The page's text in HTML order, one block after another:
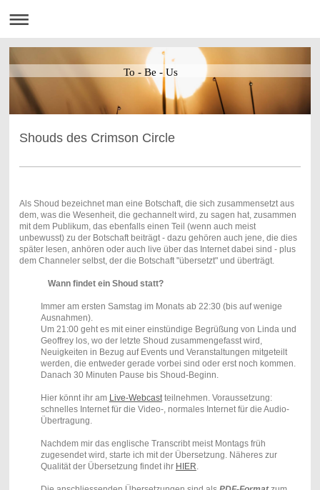
To - Be - Us
Shouds des Crimson Circle
Als Shoud bezeichnet man eine Botschaft, die sich zusammensetzt aus
dem, was die Wesenheit, die gechannelt wird, zu sagen hat, zusammen
mit dem Publikum, das ebenfalls einen Teil (wenn auch meist
unbewusst) zu der Botschaft beiträgt - dazu gehören auch jene, die dies
später lesen, anhören oder auch live über das Internet dabei sind - plus
dem Channeler selbst, der die Botschaft "übersetzt" und überträgt.
Wann findet ein Shoud statt?
Immer am ersten Samstag im Monats ab 22:30 (bis auf wenige
Ausnahmen).
Um 21:00 geht es mit einer einstündige Begrüßung von Linda und
Geoffrey los, wo der letzte Shoud zusammengefasst wird,
Neuigkeiten in Bezug auf Events und Veranstaltungen mitgeteilt
werden, die entweder gerade vorbei sind oder erst noch kommen.
Danach 30 Minuten Pause bis Shoud-Beginn.
Hier könnt ihr am Live-Webcastteilnehmen. Voraussetzung:
schnelles Internet für die Video-, normales Internet für die Audio-
Übertragung.
Nachdem mir das englische Transcribt meist Montags früh
zugesendet wird, starte ich mit der Übersetzung. Näheres zur
Qualität der Übersetzung findet ihr HIER.